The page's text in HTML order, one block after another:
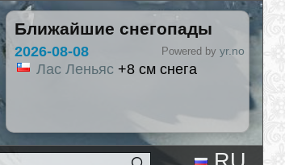
Ближайшие снегопады
Powered by yr.no
снега